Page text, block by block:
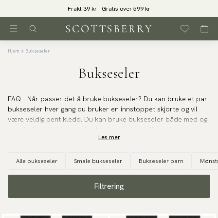
Frakt 39 kr - Gratis over 599 kr
Hjem Bukseseler
Bukseseler
FAQ - Når passer det å bruke bukseseler? Du kan bruke et par
bukseseler hver gang du bruker en innstoppet skjorte og vil
være veldig pent kledd. Du kan bruke bukseseler både med og
godt sammen. Hvis du skal på middag eller fest, passer
jobben er ikke et stilbrudd, men vil sannsynligvis få kollegene til
utseende. Bruk av bukseseler til en jeans ville ikke se bra ut. Du
Les mer
Alle bukseseler Smale bukseseler Bukseseler barn
Filtrering